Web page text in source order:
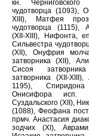
кн.
чудотворца (1093),
XIII), Матфея
чудотворца (1115),
(XII-XIII), Нифонта,
Сильвестра
(XII), Онуфрия
затворника (XII),
Сисоя
затворника (XII-
1195),
Онисифора исп.
Суздальского (XII),
(1088), Феофана
прмч. Анастасия
зодчих (XI),